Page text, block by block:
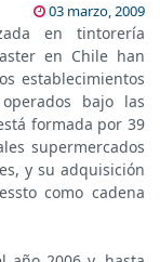
03 marzo, 2009
en tintorería
en Chile han
establecimientos
bajo las
formada por 39
supermercados
y su adquisición
como cadena